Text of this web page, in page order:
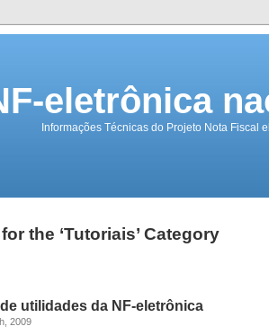
eletrônica
Informações Técnicas do Projeto Nota Fiscal
the ‘Tutoriais’ Category
utilidades da NF-eletrônica
2009